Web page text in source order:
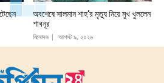
অবশেষে সালমান শাহ’র মৃত্যু নিয়ে মুখ খুললেন
শাবনূর
বিনোদন আগস্ট ৯, ২০২৬